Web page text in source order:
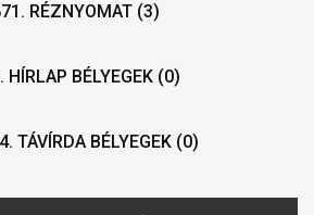
RÉZNYOMAT (3)
HÍRLAP BÉLYEGEK (0)
TÁVÍRDA BÉLYEGEK (0)